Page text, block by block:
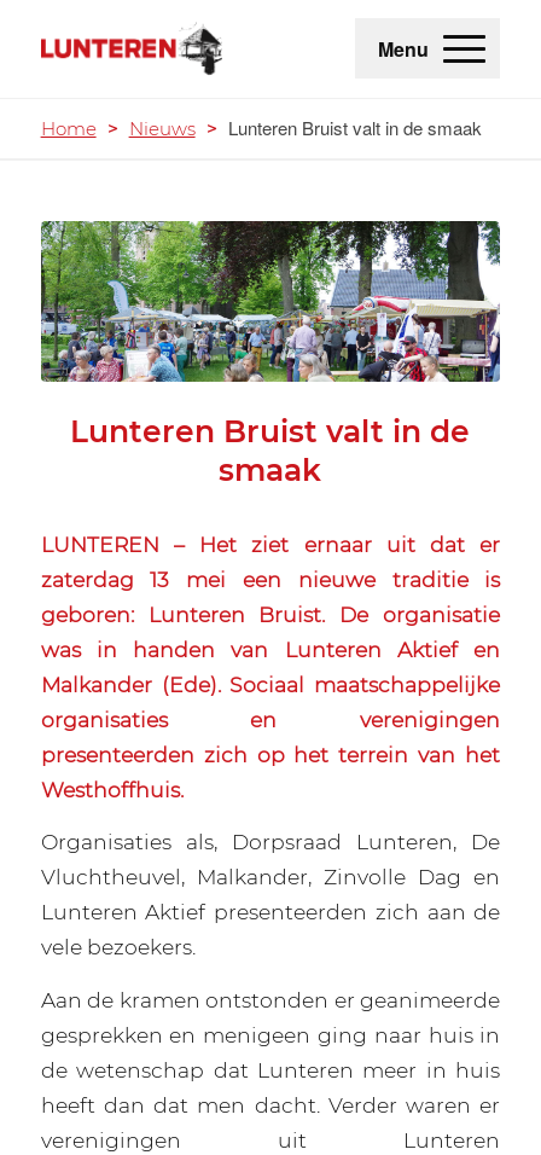
Menu
Home > Nieuws > Lunteren Bruist valt in de smaak
Lunteren Bruist valt in de
smaak
LUNTEREN – Het ziet ernaar uit dat er
zaterdag 13 mei een nieuwe traditie is
geboren: Lunteren Bruist. De organisatie
was in handen van Lunteren Aktief en
Malkander (Ede). Sociaal maatschappelijke
organisaties en verenigingen
presenteerden zich op het terrein van het
Westhoffhuis.
Organisaties als, Dorpsraad Lunteren, De
Vluchtheuvel, Malkander, Zinvolle Dag en
Lunteren Aktief presenteerden zich aan de
vele bezoekers.
Aan de kramen ontstonden er geanimeerde
gesprekken en menigeen ging naar huis in
de wetenschap dat Lunteren meer in huis
heeft dan dat men dacht. Verder waren er
verenigingen uit Lunteren